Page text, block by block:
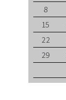
8
15
22
29